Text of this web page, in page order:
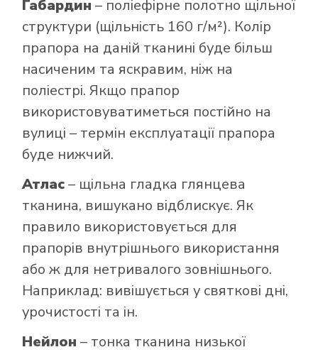
Габардин – поліефірне полотно щільної
структури (щільність 160 г/м²). Колір
прапора на даній тканині буде більш
насиченим та яскравим, ніж на
поліестрі. Якщо прапор
використовуватиметься постійно на
вулиці – термін експлуатації прапора
буде нижчий.
Атлас– щільна гладка глянцева
тканина, вишукано відблискує. Як
правило використовується для
прапорів внутрішнього використання
або ж для нетривалого зовнішнього.
Наприклад: вивішується у святкові дні,
урочистості та ін.
Нейлон – тонка тканина низької